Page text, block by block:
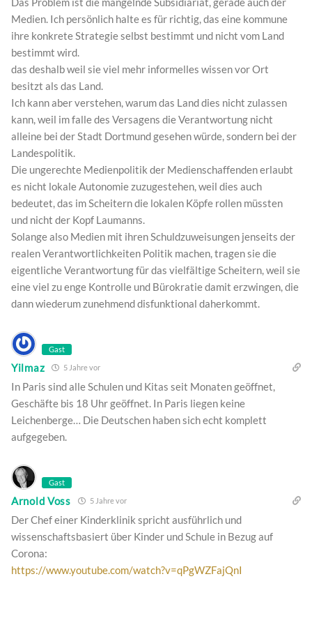
Medien. Ich persönlich halte es für richtig, das eine kommune
ihre konkrete Strategie selbst bestimmt und nicht vom Land
bestimmt wird.
das deshalb weil sie viel mehr informelles wissen vor Ort
besitzt als das Land.
Ich kann aber verstehen, warum das Land dies nicht zulassen
kann, weil im falle des Versagens die Verantwortung nicht
alleine bei der Stadt Dortmund gesehen würde, sondern bei der
Landespolitik.
Die ungerechte Medienpolitik der Medienschaffenden erlaubt
es nicht lokale Autonomie zuzugestehen, weil dies auch
bedeutet, das im Scheitern die lokalen Köpfe rollen müssten
und nicht der Kopf Laumanns.
Solange also Medien mit ihren Schuldzuweisungen jenseits der
realen Verantwortlichkeiten Politik machen, tragen sie die
eigentliche Verantwortung für das vielfältige Scheitern, weil sie
eine viel zu enge Kontrolle und Bürokratie damit erzwingen, die
dann wiederum zunehmend disfunktional daherkommt.
Gast
Yilmaz 5 Jahre vor
In Paris sind alle Schulen und Kitas seit Monaten geöffnet,
Geschäfte bis 18 Uhr geöffnet. In Paris liegen keine
Leichenberge… Die Deutschen haben sich echt komplett
aufgegeben.
Gast
Arnold Voss 5 Jahre vor
Der Chef einer Kinderklinik spricht ausführlich und
wissenschaftsbasiert über Kinder und Schule in Bezug auf
Corona:
https://www.youtube.com/watch?v=qPgWZFajQnI